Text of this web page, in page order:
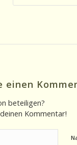
einen
beteiligen?
Kommentar!